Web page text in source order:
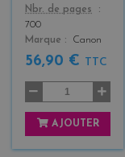
Nbr. de pages
700
Marque
Canon
56,90 € TTC
AJOUTER